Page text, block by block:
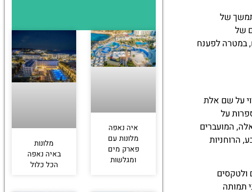
של
של
במטרה לפענח
זה, הקרוי על שם אלת
על
המועברים
הרוחניות
ולטקסים
שער לבני תמותה
איה נאפה
מלונות עם
פארק מים
ומגלשות
מלונות
באיה נאפה
הכל כלול